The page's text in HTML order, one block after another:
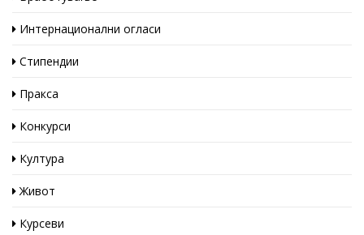
Интернационални огласи
Стипендии
Пракса
Конкурси
Култура
Живот
Курсеви